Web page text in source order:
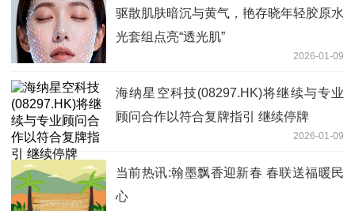
驱散肌肤暗沉与黄气，艳存晓年轻胶原水
光套组点亮“透光肌”
2026-01-09
海纳星空科技(08297.HK)将继续与专业
顾问合作以符合复牌指引 继续停牌
2026-01-09
当前热讯:翰墨飘香迎新春 春联送福暖民
心